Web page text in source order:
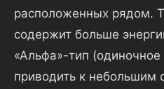
расположенных рядом.
содержит больше
«Альфа»-тип
приводить к